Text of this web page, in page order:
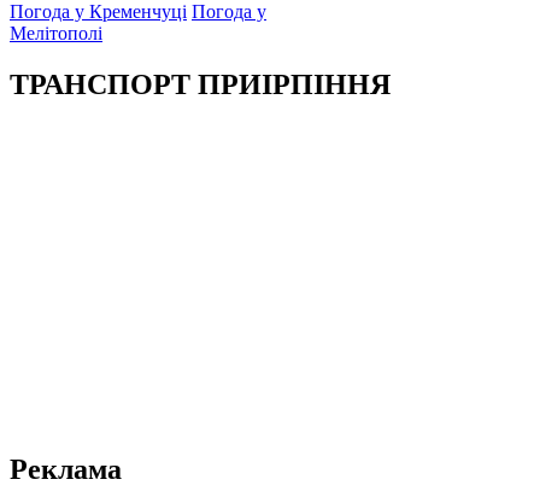
Погода у Кременчуці Погода у
Мелітополі
ТРАНСПОРТ ПРИІРПІННЯ
Реклама